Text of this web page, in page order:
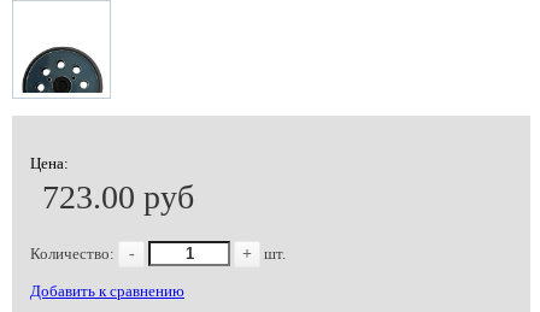
Цена:
723.00 руб
Количество: - + шт.
Добавить к сравнению